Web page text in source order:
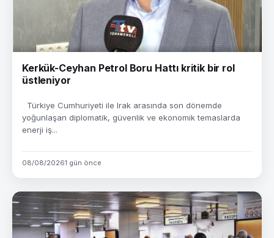
Kerkük-Ceyhan Petrol Boru Hattı kritik bir rol
üstleniyor
Türkiye Cumhuriyeti ile Irak arasında son dönemde
yoğunlaşan diplomatik, güvenlik ve ekonomik temaslarda
enerji iş...
08/08/20261 gün önce